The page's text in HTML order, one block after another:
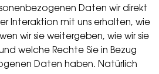
Daten wir direkt
Interaktion mit uns erhalten, wie
wir sie weitergeben, wie wir sie
welche Rechte Sie in Bezug
Daten haben. Natürlich